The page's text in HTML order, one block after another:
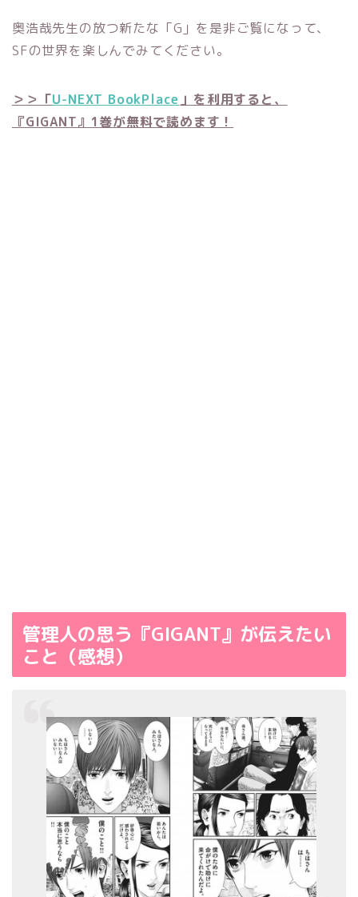
奥浩哉先生の放つ新たな「G」を是非ご覧になって、
SFの世界を楽しんでみてください。
＞＞「U-NEXT BookPlace 」を利用すると、
『GIGANT』1巻が無料で読めます！
管理人の思う『GIGANT』が伝えたい
こと（感想）